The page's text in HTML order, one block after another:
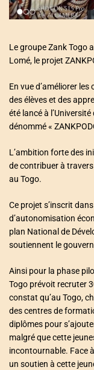
Le groupe Zank Togo
Lomé, le projet
En vue d’améliorer
des élèves et des
été lancé à
dénommé «
L’ambition forte des
de contribuer à
au Togo.
Ce projet s’inscrit
d’autonomisation
plan National de
soutiennent le
Ainsi pour la phase
Togo prévoit recruter
constat qu’au Togo,
des centres de
diplômes pour
malgré que cette
incontournable. Face
un soutien à cette